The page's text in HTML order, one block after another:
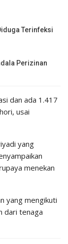
Terinfeksi
Perizinan
dan ada 1.417
usai
yang
menekan
yang mengikuti
dari tenaga